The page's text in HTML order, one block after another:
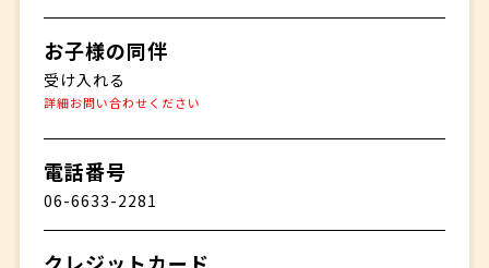
お子様の同伴
受け入れる
詳細お問い合わせください
電話番号
06-6633-2281